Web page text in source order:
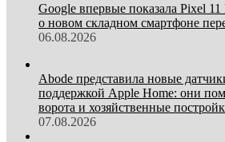
Google впервые показала Pixel 11
о новом складном смартфоне
06.08.2026
Abode представила новые
поддержкой Apple Home: они
ворота и хозяйственные
07.08.2026